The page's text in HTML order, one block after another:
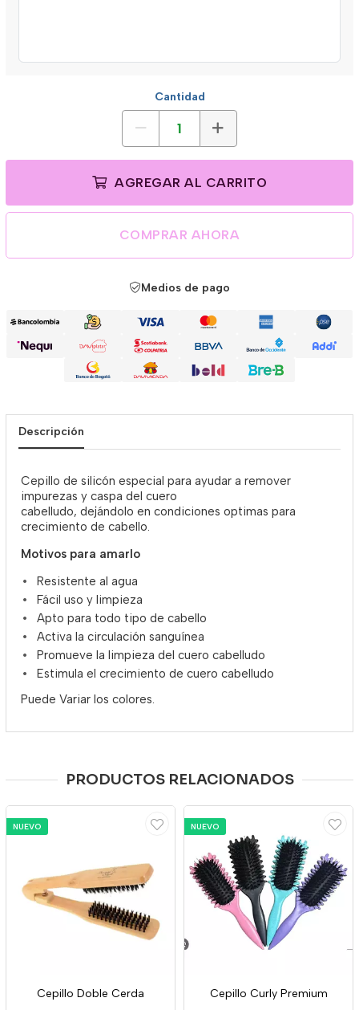
Cantidad
AGREGAR AL CARRITO
COMPRAR AHORA
Medios de pago
Descripción
Cepillo de silicón especial para ayudar a remover
impurezas y caspa del cuero
cabelludo, dejándolo en condiciones optimas para
crecimiento de cabello.
Motivos para amarlo
Resistente al agua
Fácil uso y limpieza
Apto para todo tipo de cabello
Activa la circulación sanguínea
Promueve la limpieza del cuero cabelludo
Estimula el crecimiento de cuero cabelludo
Puede Variar los colores.
PRODUCTOS RELACIONADOS
NUEVO
Cepillo Doble Cerda
NUEVO
Cepillo Curly Premium